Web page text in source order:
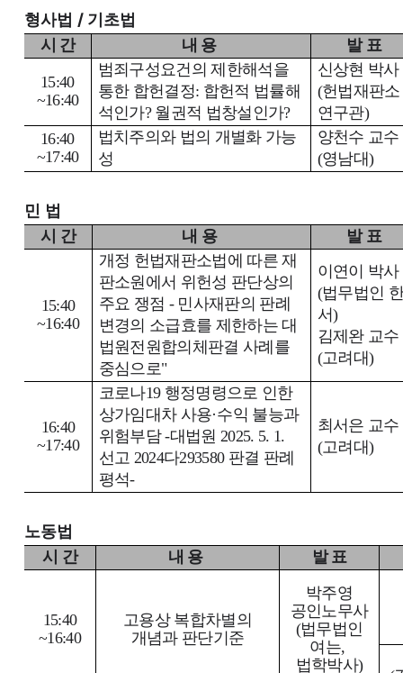
형사법 / 기초법
시 간
내 용 발 표
15:40
~16:40
범죄구성요건의 제한해석을
통한 합헌결정: 합헌적 법률해
석인가? 월권적 법창설인가?
신상현 박사
(헌법재판소
연구관)
16:40
~17:40
법치주의와 법의 개별화 가능
성
양천수 교수
(영남대)
민 법
시 간
내 용 발 표
15:40
~16:40
개정 헌법재판소법에 따른 재
판소원에서 위헌성 판단상의
주요 쟁점 - 민사재판의 판례
변경의 소급효를 제한하는 대
법원전원합의체판결 사례를
중심으로"
이연이 박사
(법무법인
서)
김제완 교수
(고려대)
16:40
~17:40
코로나19 행정명령으로 인한
상가임대차 사용·수익 불능과
위험부담 -대법원 2025. 5. 1.
선고 2024다293580 판결 판례
평석-
최서은 교수
(고려대)
노동법
시 간
내 용 발 표
15:40
~16:40
고용상 복합차별의
개념과 판단기준
박주영
공인노무사
(법무법인
여는,
법학박사)